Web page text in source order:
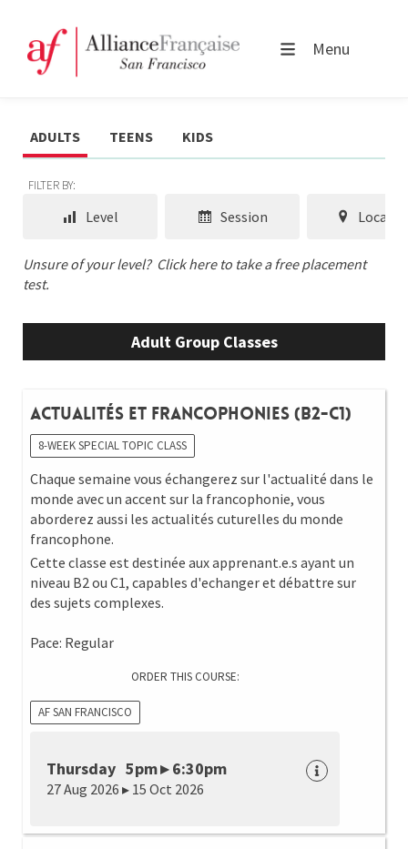
Menu
ADULTS TEENS KIDS
FILTER BY:
Level Session
Unsure of your level? Click here to take a free placement
test.
Adult Group Classes
Actualités et Francophonies (B2-C1)
8-WEEK SPECIAL TOPIC CLASS
Chaque semaine vous échangerez sur l'actualité dans le
monde avec un accent sur la francophonie, vous
aborderez aussi les actualités cuturelles du monde
francophone.
Cette classe est destinée aux apprenant.e.s ayant un
niveau B2 ou C1, capables d'echanger et débattre sur
des sujets complexes.
Pace: Regular
ORDER THIS COURSE:
AF SAN FRANCISCO
Thursday 5pm ▸ 6:30pm
27 Aug 2026 ▸ 15 Oct 2026